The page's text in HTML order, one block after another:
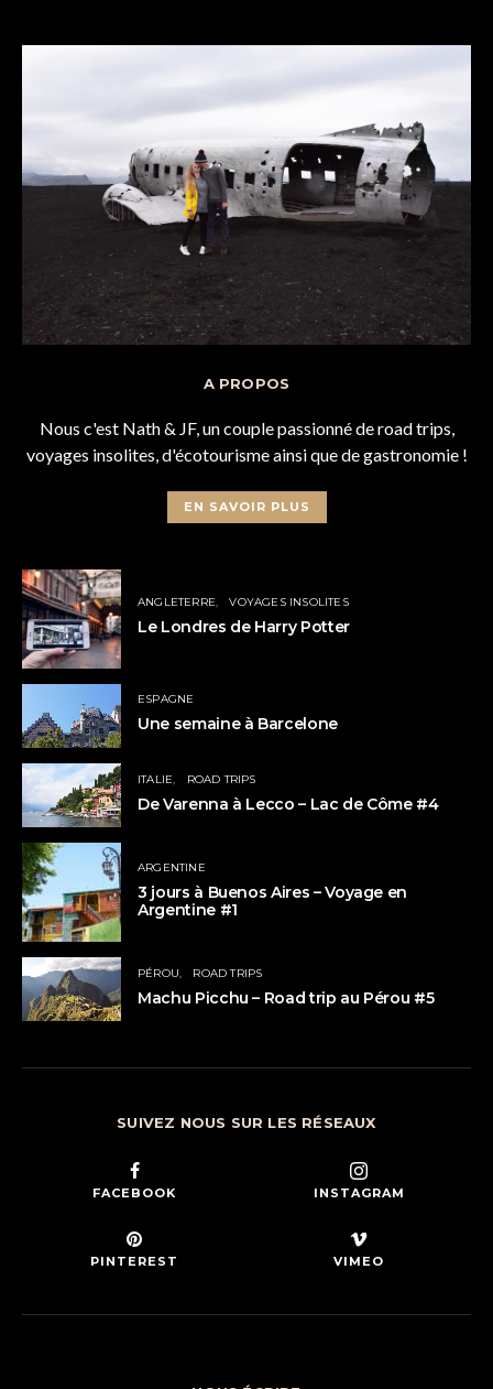
A PROPOS
Nous c'est Nath & JF, un couple passionné de road trips,
voyages insolites, d'écotourisme ainsi que de gastronomie !
EN SAVOIR PLUS
ANGLETERRE VOYAGES INSOLITES
Le Londres de Harry Potter
ESPAGNE
Une semaine à Barcelone
ITALIE ROAD TRIPS
De Varenna à Lecco – Lac de Côme #4
ARGENTINE
3 jours à Buenos Aires – Voyage en
Argentine #1
PÉROU ROAD TRIPS
Machu Picchu – Road trip au Pérou #5
SUIVEZ NOUS SUR LES RÉSEAUX
FACEBOOK INSTAGRAM
PINTEREST VIMEO